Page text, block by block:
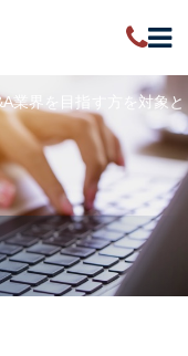
業界を目指す方を対象